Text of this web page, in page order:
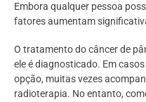
Embora qualquer pessoa
fatores aumentam
O tratamento do câncer de
ele é diagnosticado. Em
opção, muitas vezes
radioterapia. No entanto,